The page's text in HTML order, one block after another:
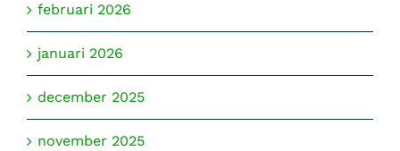
februari 2026
januari 2026
december 2025
november 2025